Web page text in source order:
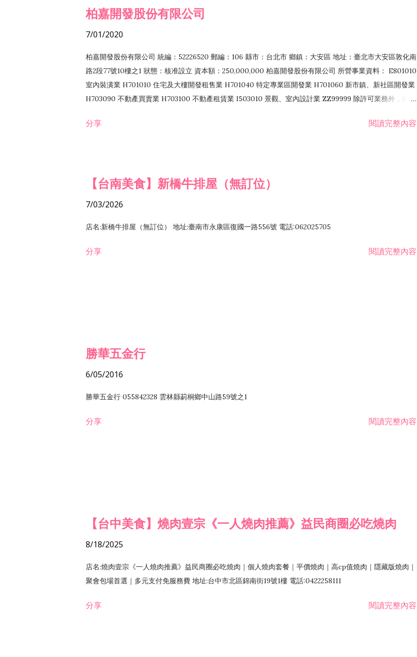
柏嘉開發股份有限公司
7/01/2020
柏嘉開發股份有限公司 統編：52226520 郵編：106 縣市：台北市 鄉鎮：大安區 地址：臺北市大安區敦化南
路2段77號10樓之1 狀態：核准設立 資本額：250,000,000 柏嘉開發股份有限公司 所營事業資料： E801010
室內裝潢業 H701010 住宅及大樓開發租售業 H701040 特定專業區開發業 H701060 新市鎮、新社區開發業
H703090 不動產買賣業 H703100 不動產租賃業 I503010 景觀、室內設計業 ZZ99999 除許可業務外，得經
分享 閱讀完整內容
【台南美食】新橋牛排屋（無訂位）
7/03/2026
店名:新橋牛排屋（無訂位） 地址:臺南市永康區復國一路556號 電話:062025705
分享 閱讀完整內容
勝華五金行
6/05/2016
勝華五金行 055842328 雲林縣莿桐鄉中山路59號之1
分享 閱讀完整內容
【台中美食】燒肉壹宗《一人燒肉推薦》益民商圈必吃燒肉
8/18/2025
店名:燒肉壹宗《一人燒肉推薦》益民商圈必吃燒肉｜個人燒肉套餐｜平價燒肉｜高cp值燒肉｜隱藏版燒肉｜
聚會包場首選｜多元支付免服務費 地址:台中市北區錦南街19號1樓 電話:0422258111
分享 閱讀完整內容